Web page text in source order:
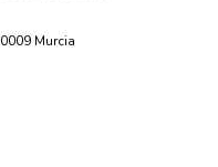
Murcia